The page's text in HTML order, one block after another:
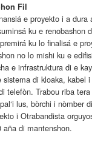
Fil
e proyekto i a dura
ku e renobashon
ku lo finalisá e
no lo mishi ku e
e infrastruktura di e
di kloaka, kabel
telefòn. Trabou riba
lus, bòrchi i nòmber
i Otrabandista
aña di mantenshon.